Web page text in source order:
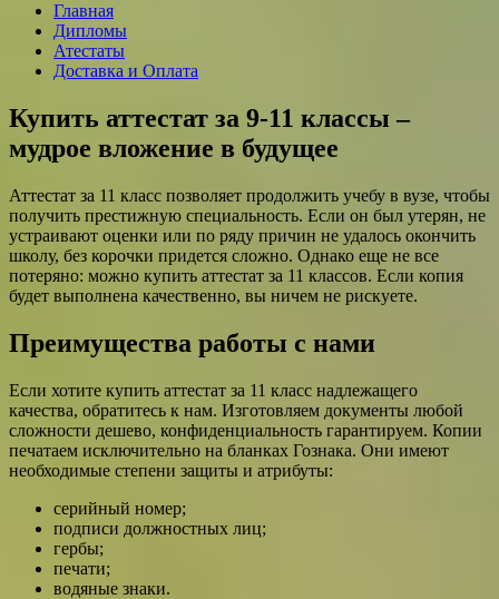
Главная
Дипломы
Атестаты
Доставка и Оплата
Купить аттестат за 9-11 классы –
мудрое вложение в будущее
Аттестат за 11 класс позволяет продолжить учебу в вузе, чтобы
получить престижную специальность. Если он был утерян, не
устраивают оценки или по ряду причин не удалось окончить
школу, без корочки придется сложно. Однако еще не все
потеряно: можно купить аттестат за 11 классов. Если копия
будет выполнена качественно, вы ничем не рискуете.
Преимущества работы с нами
Если хотите купить аттестат за 11 класс надлежащего
качества, обратитесь к нам. Изготовляем документы любой
сложности дешево, конфиденциальность гарантируем. Копии
печатаем исключительно на бланках Гознака. Они имеют
необходимые степени защиты и атрибуты:
серийный номер;
подписи должностных лиц;
гербы;
печати;
водяные знаки.